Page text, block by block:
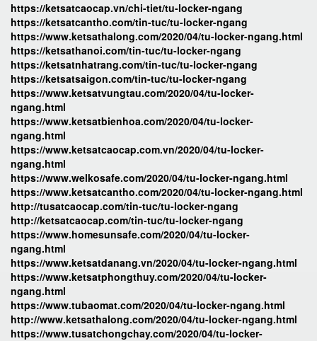
https://ketsatcaocap.vn/chi-tiet/tu-locker-ngang
https://ketsatcantho.com/tin-tuc/tu-locker-ngang
https://www.ketsathalong.com/2020/04/tu-locker-ngang.html
https://ketsathanoi.com/tin-tuc/tu-locker-ngang
https://ketsatnhatrang.com/tin-tuc/tu-locker-ngang
https://ketsatsaigon.com/tin-tuc/tu-locker-ngang
https://www.ketsatvungtau.com/2020/04/tu-locker-
ngang.html
https://www.ketsatbienhoa.com/2020/04/tu-locker-
ngang.html
https://www.ketsatcaocap.com.vn/2020/04/tu-locker-
ngang.html
https://www.welkosafe.com/2020/04/tu-locker-ngang.html
https://www.ketsatcantho.com/2020/04/tu-locker-ngang.html
http://tusatcaocap.com/tin-tuc/tu-locker-ngang
http://ketsatcaocap.com/tin-tuc/tu-locker-ngang
https://www.homesunsafe.com/2020/04/tu-locker-
ngang.html
https://www.ketsatdanang.vn/2020/04/tu-locker-ngang.html
https://www.ketsatphongthuy.com/2020/04/tu-locker-
ngang.html
https://www.tubaomat.com/2020/04/tu-locker-ngang.html
http://www.ketsathalong.com/2020/04/tu-locker-ngang.html
https://www.tusatchongchay.com/2020/04/tu-locker-